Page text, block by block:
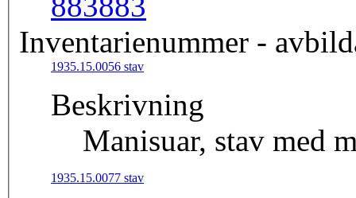
Inventarienummer -
1935.15.0056 stav
Beskrivning
1935.15.0077 stav